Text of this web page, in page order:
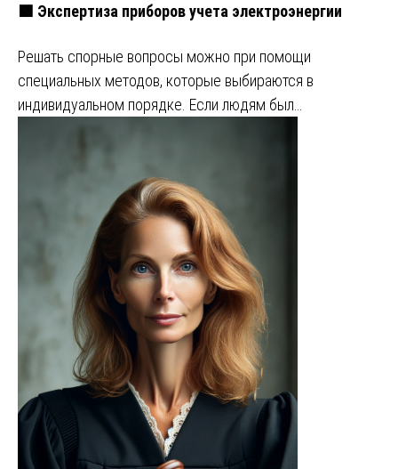
🟩 Экспертиза приборов учета электроэнергии
Решать спорные вопросы можно при помощи
специальных методов, которые выбираются в
индивидуальном порядке. Если людям был…